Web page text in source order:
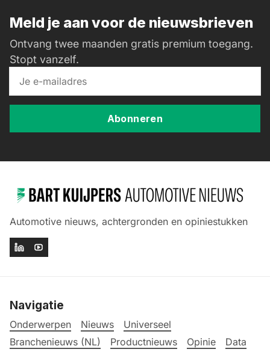
Meld je aan voor de nieuwsbrieven
Ontvang twee maanden gratis premium toegang.
Stopt vanzelf.
Abonneren
Automotive nieuws, achtergronden en opiniestukken
Navigatie
Onderwerpen Nieuws
Universeel
Branchenieuws (NL)
Productnieuws Opinie
Data